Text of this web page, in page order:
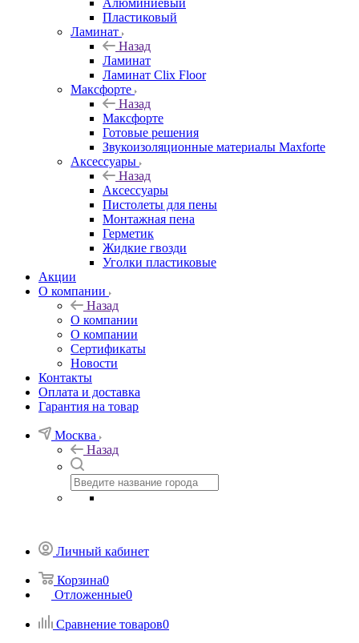
Алюминиевый
Пластиковый
Ламинат
Назад
Ламинат
Ламинат Clix Floor
Максфорте
Назад
Максфорте
Готовые решения
Звукоизоляционные материалы Maxforte
Аксессуары
Назад
Аксессуары
Пистолеты для пены
Монтажная пена
Герметик
Жидкие гвозди
Уголки пластиковые
Акции
О компании
Назад
О компании
О компании
Сертификаты
Новости
Контакты
Оплата и доставка
Гарантия на товар
Москва
Назад
Личный кабинет
Корзина0
Отложенные0
Сравнение товаров0